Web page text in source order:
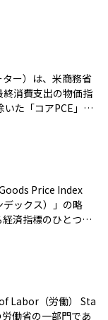
ー）は、米商務省
消費支出の物価指
品から割安な代替
、持ち
療保険料など実際
れるため、都市勤
（CPI）よりカバー
上げ観測を高め、
ターは日本を含む
Price Index
デックス）」の略
済指標のひとつで
の価格が含まれて
を通じて収益に影
価格にも波及する
Labor（労働） Sta
働省の一部門であ